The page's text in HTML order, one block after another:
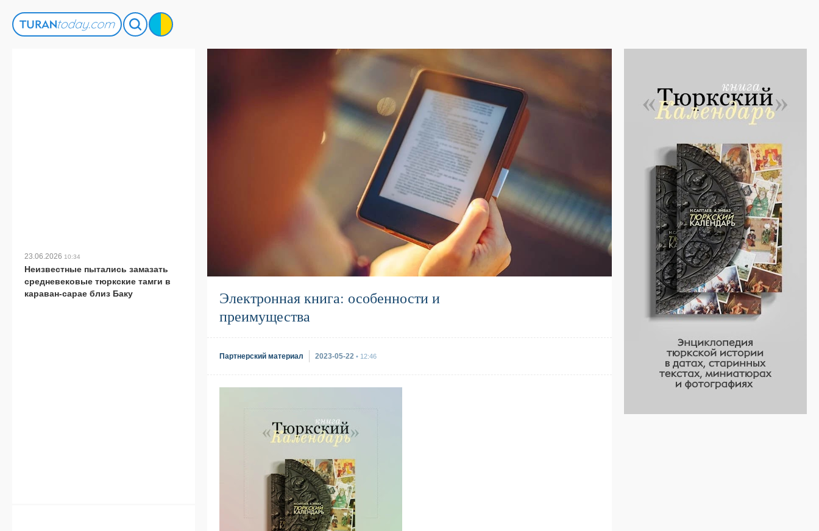
Электронная книга: особенности и
преимущества
Партнерский материал 2023-05-22 • 12:46
23.06.2026 10:34
Неизвестные пытались замазать
средневековые тюркские тамги в
караван-сарае близ Баку